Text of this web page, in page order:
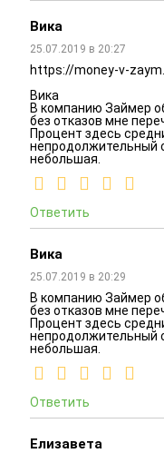
Вика
25.07.2019 в 20:27
https://money-v-
Вика
В компанию Займер
без отказов мне
Процент здесь
непродолжительный
небольшая.
Ответить
Вика
25.07.2019 в 20:29
В компанию Займер
без отказов мне
Процент здесь
непродолжительный
небольшая.
Ответить
Елизавета